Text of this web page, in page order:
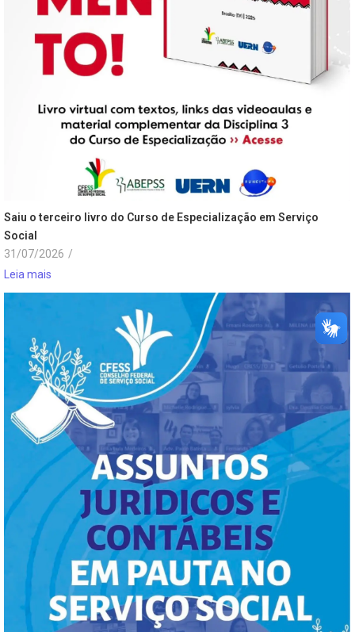
Saiu o terceiro livro do Curso de Especialização em Serviço
Social
31/07/2026 /
Leia mais